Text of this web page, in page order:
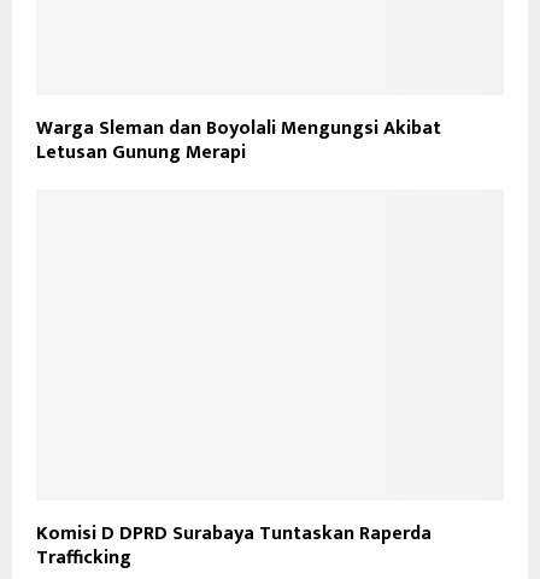
Warga Sleman dan Boyolali Mengungsi Akibat
Letusan Gunung Merapi
Komisi D DPRD Surabaya Tuntaskan Raperda
Trafficking